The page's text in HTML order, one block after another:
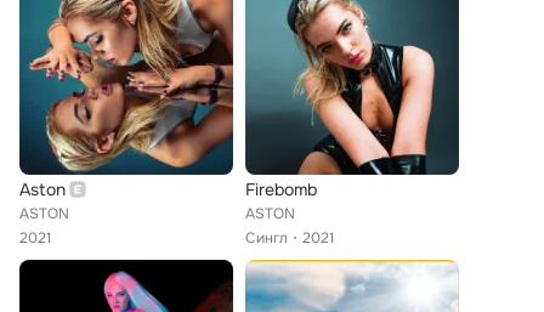
Aston
ASTON
2021
Firebomb
ASTON
Сингл
2021